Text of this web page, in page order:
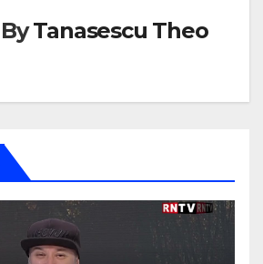
ByTanasescu Theo